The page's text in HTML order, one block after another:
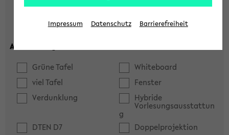
max. Plätze:
Ausstattung:
Grüne Tafel
Whiteboard
viel Tafel
Fenster
Verdunklung
Hybride
Vorlesungsausstattun
g
DTEN D7
Doppelprojektion
Impressum Datenschutz Barrierefreiheit